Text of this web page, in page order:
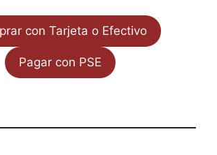
con Tarjeta o Efectivo
Pagar con PSE